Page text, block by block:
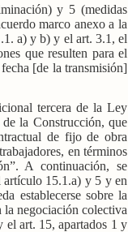
y 5 (medidas
marco anexo a la
a) y b) y el art. 3.1, el
que resulten para el
[de la transmisión]
tercera de la Ley
la Construcción, que
de fijo de obra
en términos
A continuación, se
15.1.a) y 5 y en
establecerse sobre la
negociación colectiva
el art. 15, apartados 1 y